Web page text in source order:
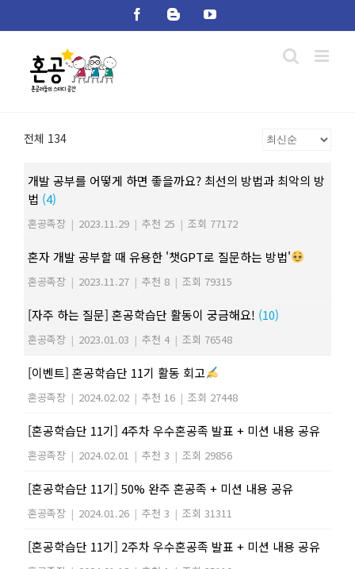
FacebookBloggerYouTube
전체 134
개발 공부를 어떻게 하면 좋을까요? 최선의 방법과 최악의 방
법 (4)
혼공족장 | 2023.11.29 | 추천 25 | 조회 77172
혼자 개발 공부할 때 유용한 '챗GPT로 질문하는 방법'
혼공족장 | 2023.11.27 | 추천 8 | 조회 79315
[자주 하는 질문] 혼공학습단 활동이 궁금해요! (10)
혼공족장 | 2023.01.03 | 추천 4 | 조회 76548
[이벤트] 혼공학습단 11기 활동 회고
혼공족장 | 2024.02.02 | 추천 16 | 조회 27448
[혼공학습단 11기] 4주차 우수혼공족 발표 + 미션 내용 공유
혼공족장 | 2024.02.01 | 추천 3 | 조회 29856
[혼공학습단 11기] 50% 완주 혼공족 + 미션 내용 공유
혼공족장 | 2024.01.26 | 추천 3 | 조회 31311
[혼공학습단 11기] 2주차 우수혼공족 발표 + 미션 내용 공유